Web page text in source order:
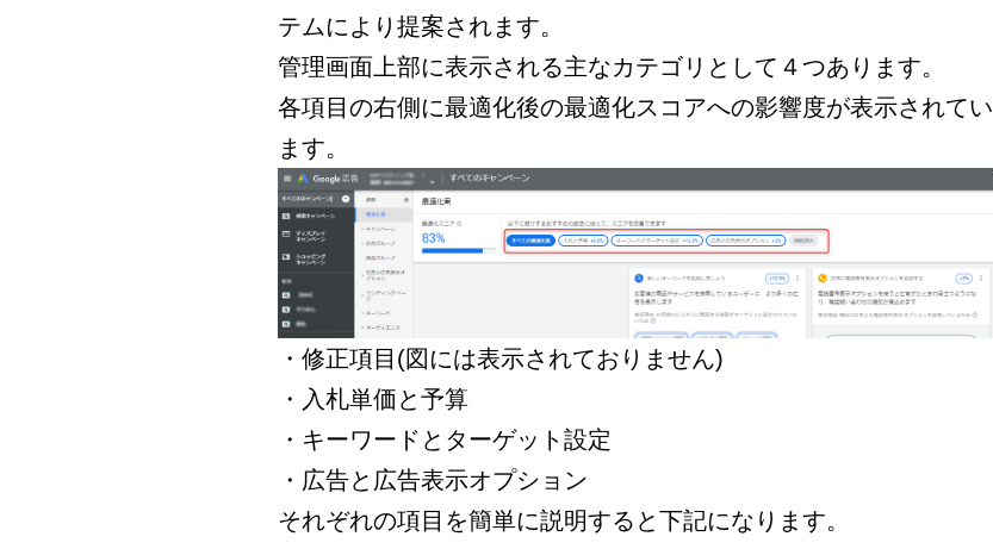
テムにより提案されます。
管理画面上部に表示される主なカテゴリとして４つあります。
各項目の右側に最適化後の最適化スコアへの影響度が表示されてい
ます。
・修正項目 (図には表示されておりません)
・入札単価と予算
・キーワードとターゲット設定
・広告と広告表示オプション
それぞれの項目を簡単に説明すると下記になります。